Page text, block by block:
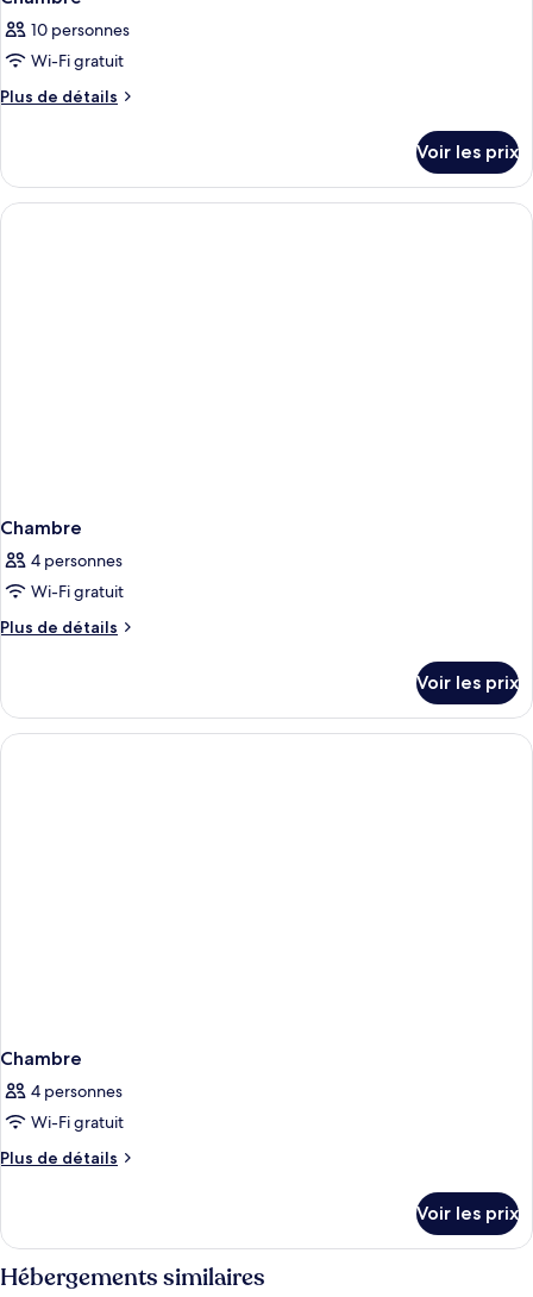
10 personnes
Wi-Fi gratuit
Plus de détails
Plus
le
type
de
Voir les prix
Chambre
4 personnes
Wi-Fi gratuit
Plus de détails
Plus
le
type
de
Voir les prix
Chambre
4 personnes
Wi-Fi gratuit
Plus de détails
Plus
le
type
de
Voir les prix
Hébergements similaires